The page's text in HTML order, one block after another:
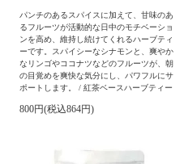
パンチのあるスパイスに加えて、甘味のあ
るフルーツが活動的な日中のモチベーショ
ンを高め、維持し続けてくれるハーブティ
ーです。スパイシーなシナモンと、爽やか
なリンゴやココナツなどのフルーツが、朝
の目覚めを爽快な気分にし、パワフルにサ
ポートします。 / 紅茶ベースハーブティー
800円(税込864円)